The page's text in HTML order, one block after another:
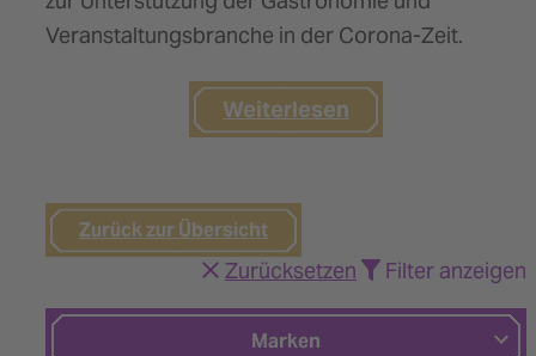
Veranstaltungsbranche in der Corona-Zeit.
Weiterlesen
Zurück zur Übersicht
Zurücksetzen Filter anzeigen
Marken